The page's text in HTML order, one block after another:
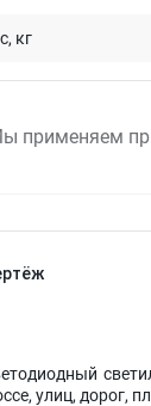
кг
применяем
улиц, дорог,